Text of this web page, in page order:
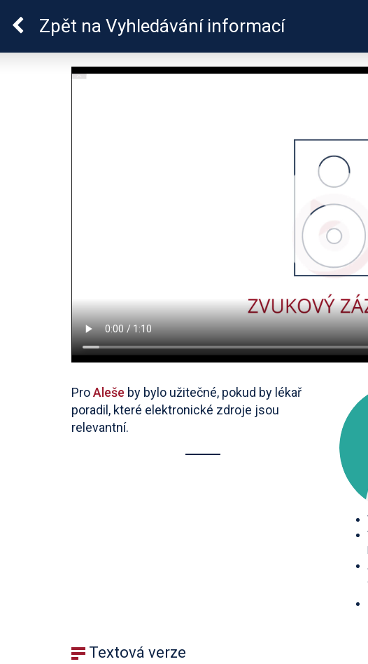
Lymeská borrelióza
Zpět na Vyhledávání informací
ProAleše by bylo užitečné, pokud by lékař
poradil, které elektronické zdroje jsou
relevantní.
Textová verze